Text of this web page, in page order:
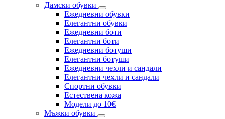
Дамски обувки
Eжедневни обувки
Eлегантни обувки
Eжедневни боти
Eлегантни боти
Eжедневни ботуши
Eлегантни ботуши
Ежедневни чехли и сандали
Елегантни чехли и сандали
Спортни обувки
Естествена кожа
Модели до 10€
Мъжки обувки